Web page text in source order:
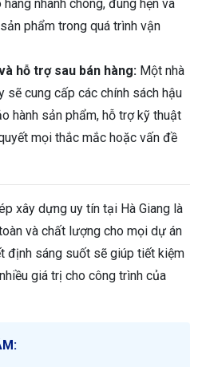
nhanh chóng, đúng hẹn và
phẩm trong quá trình vận
hỗ trợ sau bán hàng: Một nhà
sẽ cung cấp các chính sách hậu
hành sản phẩm, hỗ trợ kỹ thuật
mọi thắc mắc hoặc vấn đề
xây dựng uy tín tại Hà Giang là
và chất lượng cho mọi dự án
định sáng suốt sẽ giúp tiết kiệm
giá trị cho công trình của